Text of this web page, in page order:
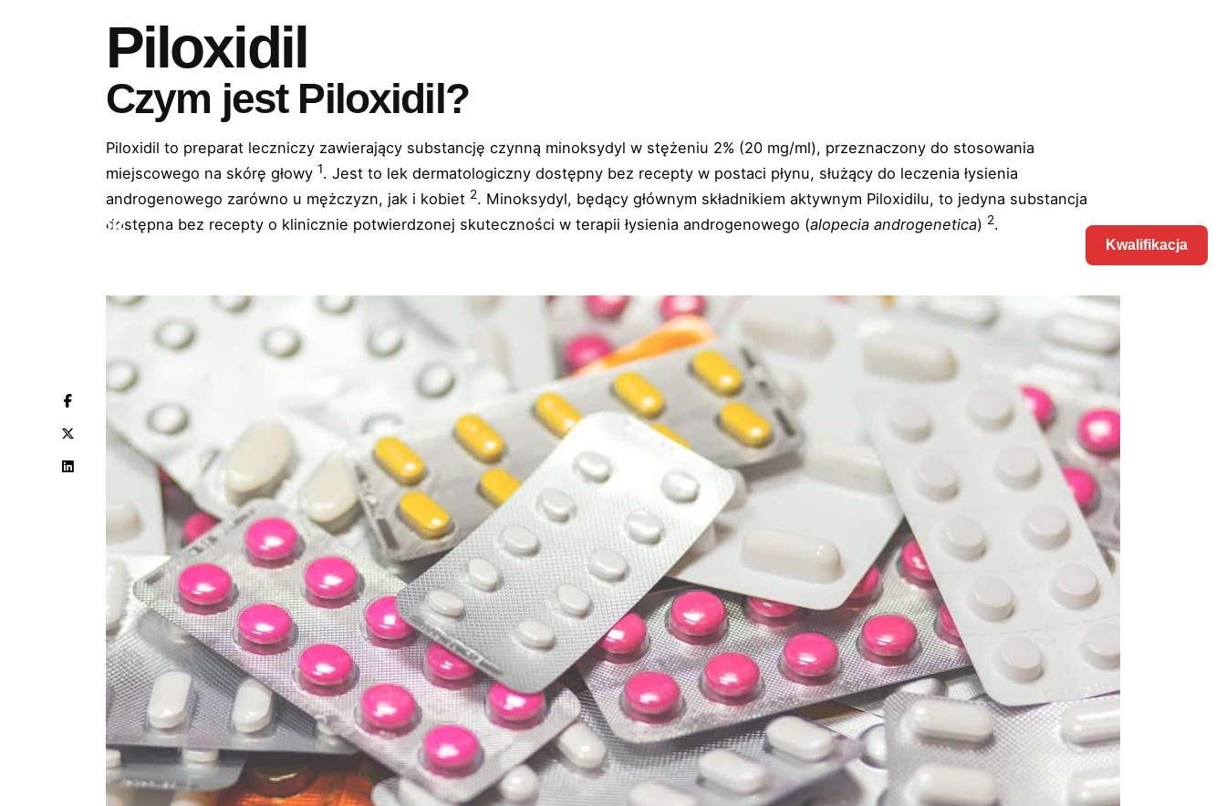
Kwalifikacja
Piloxidil
Czym jest Piloxidil?
Piloxidil to preparat leczniczy zawierający substancję czynną minoksydyl w stężeniu 2% (20 mg/ml), przeznaczony do stosowania
miejscowego na skórę głowy 1. Jest to lek dermatologiczny dostępny bez recepty w postaci płynu, służący do leczenia łysienia
androgenowego zarówno u mężczyzn, jak i kobiet 2. Minoksydyl, będący głównym składnikiem aktywnym Piloxidilu, to jedyna substancja
dostępna bez recepty o klinicznie potwierdzonej skuteczności w terapii łysienia androgenowego (alopecia androgenetica) 2.